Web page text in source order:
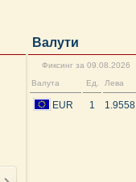
12:00
Валути
Фиксинг за 09.08.2026
Валута
Ед. Лева
EUR 1 1.9558